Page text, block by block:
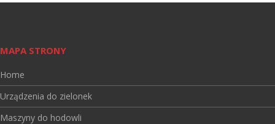
MAPA STRONY
Home
Urządzenia do zielonek
Maszyny do hodowli